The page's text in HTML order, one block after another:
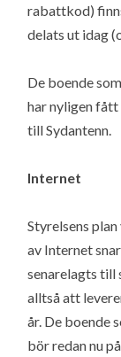
rabattkod)
delats ut idag
De boende
har nyligen
till Sydantenn.
Internet
Styrelsens
av Internet
senarelagts till
alltså att
år. De boende
bör redan nu